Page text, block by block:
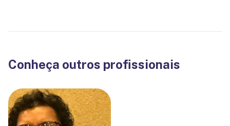
Conheça outros profissionais